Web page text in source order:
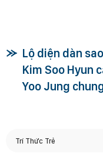
Lộ diện dàn
Kim Soo Hyun
Yoo Jung
Trí Thức Trẻ